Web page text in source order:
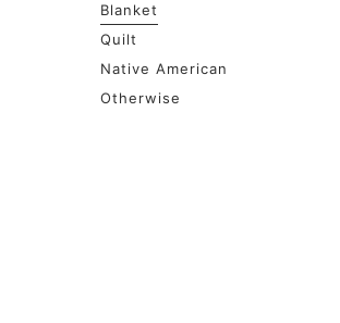
Blanket
Quilt
Native American
Otherwise